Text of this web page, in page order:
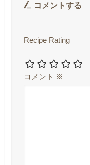
コメントする
Recipe Rating
コメント ※